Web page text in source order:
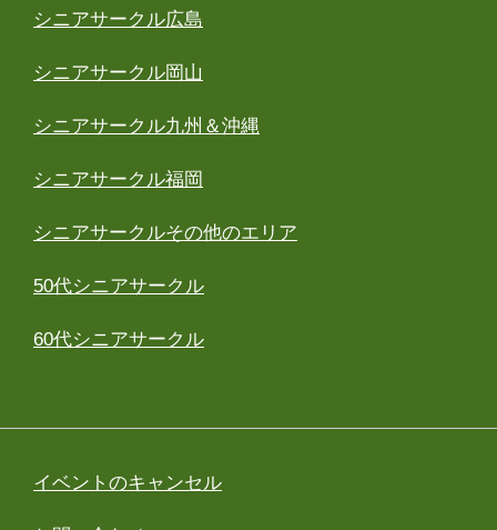
シニアサークル広島
シニアサークル岡山
シニアサークル九州＆沖縄
シニアサークル福岡
シニアサークルその他のエリア
50代シニアサークル
60代シニアサークル
イベントのキャンセル